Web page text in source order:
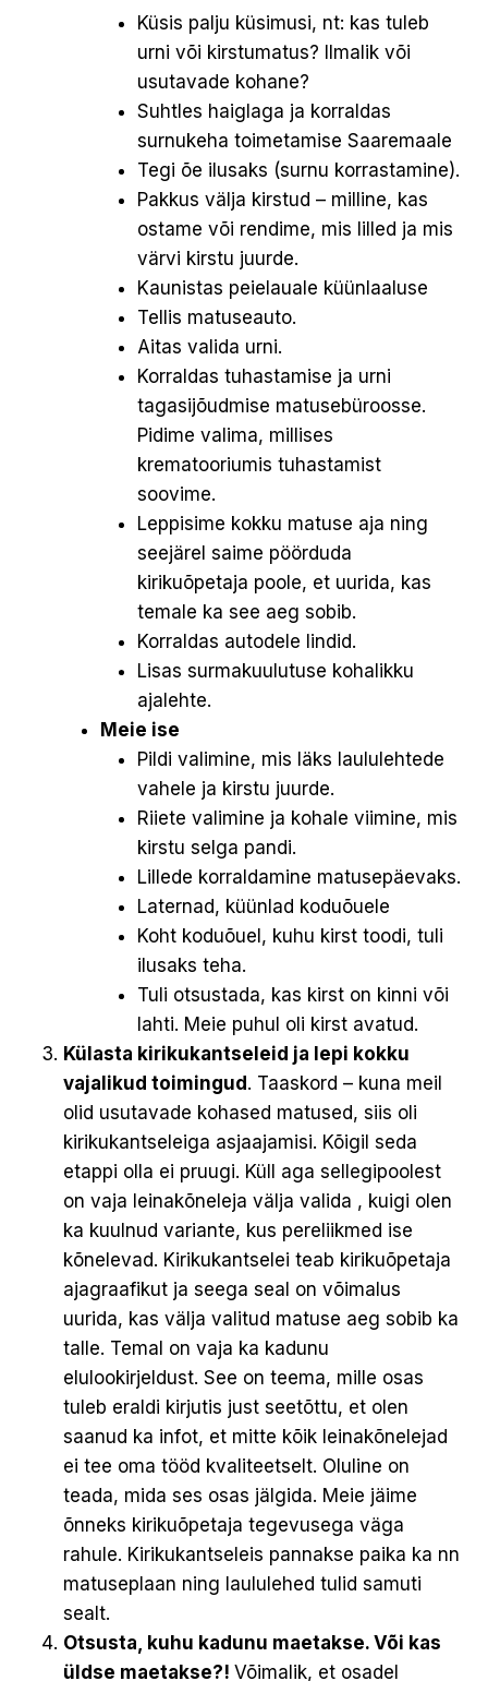
Küsis palju küsimusi, nt: kas tuleb
urni või kirstumatus? Ilmalik või
usutavade kohane?
Suhtles haiglaga ja korraldas
surnukeha toimetamise Saaremaale
Tegi õe ilusaks (surnu korrastamine).
Pakkus välja kirstud – milline, kas
ostame või rendime, mis lilled ja mis
värvi kirstu juurde.
Kaunistas peielauale küünlaaluse
Tellis matuseauto.
Aitas valida urni.
Korraldas tuhastamise ja urni
tagasijõudmise matusebüroosse.
Pidime valima, millises
krematooriumis tuhastamist
soovime.
Leppisime kokku matuse aja ning
seejärel saime pöörduda
kirikuõpetaja poole, et uurida, kas
temale ka see aeg sobib.
Korraldas autodele lindid.
Lisas surmakuulutuse kohalikku
ajalehte.
Meie ise
Pildi valimine, mis läks laululehtede
vahele ja kirstu juurde.
Riiete valimine ja kohale viimine, mis
kirstu selga pandi.
Lillede korraldamine matusepäevaks.
Laternad, küünlad koduõuele
Koht koduõuel, kuhu kirst toodi, tuli
ilusaks teha.
Tuli otsustada, kas kirst on kinni või
lahti. Meie puhul oli kirst avatud.
Külasta kirikukantseleid ja lepi kokku
vajalikud toimingud. Taaskord – kuna meil
olid usutavade kohased matused, siis oli
kirikukantseleiga asjaajamisi. Kõigil seda
etappi olla ei pruugi. Küll aga sellegipoolest
on vaja leinakõneleja välja valida , kuigi olen
ka kuulnud variante, kus pereliikmed ise
kõnelevad. Kirikukantselei teab kirikuõpetaja
ajagraafikut ja seega seal on võimalus
uurida, kas välja valitud matuse aeg sobib ka
talle. Temal on vaja ka kadunu
elulookirjeldust. See on teema, mille osas
tuleb eraldi kirjutis just seetõttu, et olen
saanud ka infot, et mitte kõik leinakõnelejad
ei tee oma tööd kvaliteetselt. Oluline on
teada, mida ses osas jälgida. Meie jäime
õnneks kirikuõpetaja tegevusega väga
rahule. Kirikukantseleis pannakse paika ka nn
matuseplaan ning laululehed tulid samuti
sealt.
Otsusta, kuhu kadunu maetakse. Või kas
üldse maetakse?! Võimalik, et osadel